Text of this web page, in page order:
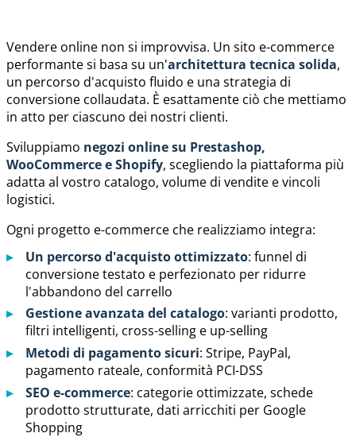
Vendere online non si improvvisa. Un sito e-commerce
performante si basa su un'architettura tecnica solida,
un percorso d'acquisto fluido e una strategia di
conversione collaudata. È esattamente ciò che mettiamo
in atto per ciascuno dei nostri clienti.
Sviluppiamo negozi online su Prestashop,
WooCommerce e Shopify, scegliendo la piattaforma più
adatta al vostro catalogo, volume di vendite e vincoli
logistici.
Ogni progetto e-commerce che realizziamo integra:
Un percorso d'acquisto ottimizzato: funnel di
conversione testato e perfezionato per ridurre
l'abbandono del carrello
Gestione avanzata del catalogo: varianti prodotto,
filtri intelligenti, cross-selling e up-selling
Metodi di pagamento sicuri: Stripe, PayPal,
pagamento rateale, conformità PCI-DSS
SEO e-commerce: categorie ottimizzate, schede
prodotto strutturate, dati arricchiti per Google
Shopping